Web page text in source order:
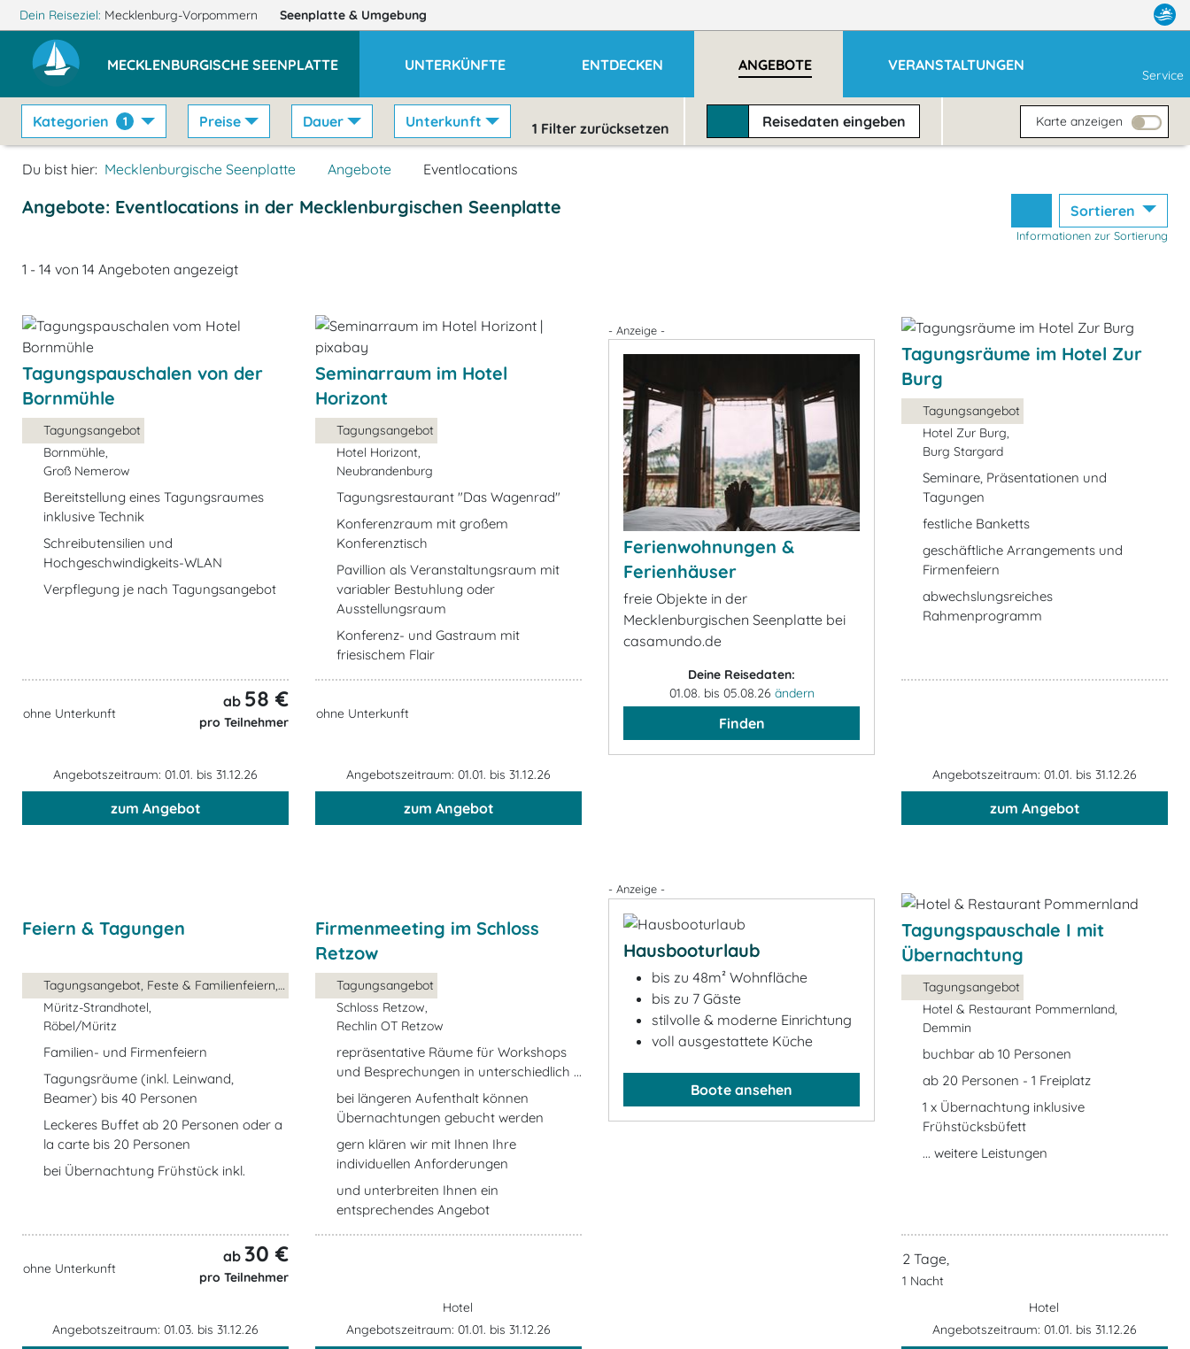
Dein Reiseziel: Mecklenburg-Vorpommern Seenplatte & Umgebung
MECKLENBURGISCHE SEENPLATTE UNTERKÜNFTE ENTDECKEN ANGEBOTE VERANSTALTUNGEN
Service
Kategorien 1 Preise Dauer Unterkunft 1 Filter zurücksetzen Reisedateneingeben Karte anzeigen
Du bist hier: Mecklenburgische Seenplatte Angebote Eventlocations
Angebote: Eventlocations in der Mecklenburgischen Seenplatte Sortieren
Informationen zur Sortierung
1 - 14 von 14 Angeboten angezeigt
Tagungspauschalen von der
Bornmühle
Tagungsangebot
Bornmühle,
Groß Nemerow
Bereitstellung eines Tagungsraumes
inklusive Technik
Schreibutensilien und
Hochgeschwindigkeits-WLAN
Verpflegung je nach Tagungsangebot
ohne Unterkunft
ab 58 €
pro Teilnehmer
Angebotszeitraum: 01.01. bis 31.12.26
zum Angebot
Seminarraum im Hotel
Horizont
Tagungsangebot
Hotel Horizont,
Neubrandenburg
Tagungsrestaurant "Das Wagenrad"
Konferenzraum mit großem
Konferenztisch
Pavillion als Veranstaltungsraum mit
variabler Bestuhlung oder
Ausstellungsraum
Konferenz- und Gastraum mit
friesischem Flair
ohne Unterkunft
Angebotszeitraum: 01.01. bis 31.12.26
zum Angebot
- Anzeige -
Ferienwohnungen &
Ferienhäuser
freie Objekte in der
Mecklenburgischen Seenplatte bei
casamundo.de
Deine Reisedaten:
01.08. bis 05.08.26 ändern
Finden
Tagungsräume im Hotel Zur
Burg
Tagungsangebot
Hotel Zur Burg,
Burg Stargard
Seminare, Präsentationen und
Tagungen
festliche Banketts
geschäftliche Arrangements und
Firmenfeiern
abwechslungsreiches
Rahmenprogramm
Angebotszeitraum: 01.01. bis 31.12.26
zum Angebot
Feiern & Tagungen
Tagungsangebot, Feste & Familienfeiern, ...
Müritz-Strandhotel,
Röbel/Müritz
Familien- und Firmenfeiern
Tagungsräume (inkl. Leinwand,
Beamer) bis 40 Personen
Leckeres Buffet ab 20 Personen oder a
la carte bis 20 Personen
bei Übernachtung Frühstück inkl.
ohne Unterkunft
ab 30 €
pro Teilnehmer
Angebotszeitraum: 01.03. bis 31.12.26
Firmenmeeting im Schloss
Retzow
Tagungsangebot
Schloss Retzow,
Rechlin OT Retzow
repräsentative Räume für Workshops
und Besprechungen in unterschiedlich ...
bei längeren Aufenthalt können
Übernachtungen gebucht werden
gern klären wir mit Ihnen Ihre
individuellen Anforderungen
und unterbreiten Ihnen ein
entsprechendes Angebot
Hotel
Angebotszeitraum: 01.01. bis 31.12.26
- Anzeige -
Hausbooturlaub
bis zu 48m² Wohnfläche
bis zu 7 Gäste
stilvolle & moderne Einrichtung
voll ausgestattete Küche
Boote ansehen
Tagungspauschale I mit
Übernachtung
Tagungsangebot
Hotel & Restaurant Pommernland,
Demmin
buchbar ab 10 Personen
ab 20 Personen - 1 Freiplatz
1 x Übernachtung inklusive
Frühstücksbüfett
... weitere Leistungen
2 Tage,
1 Nacht
Hotel
Angebotszeitraum: 01.01. bis 31.12.26